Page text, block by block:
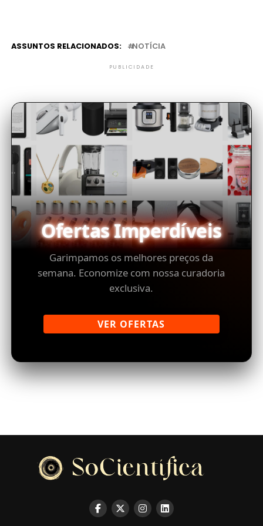
ASSUNTOS RELACIONADOS: NOTÍCIA
PUBLICIDADE
Ofertas Imperdíveis
Garimpamos os melhores preços da
semana. Economize com nossa curadoria
exclusiva.
VER OFERTAS